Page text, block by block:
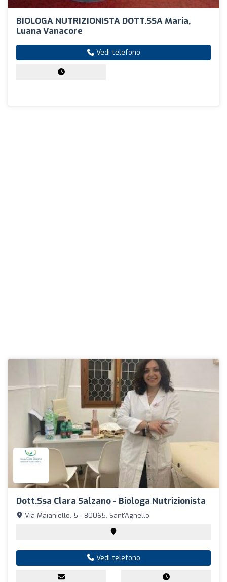
BIOLOGA NUTRIZIONISTA DOTT.SSA Maria,
Luana Vanacore
Vedi telefono
Dott.ssa Clara Salzano - Biologa Nutrizionista
Via Maianiello, 5 - 80065, Sant'Agnello
Vedi telefono